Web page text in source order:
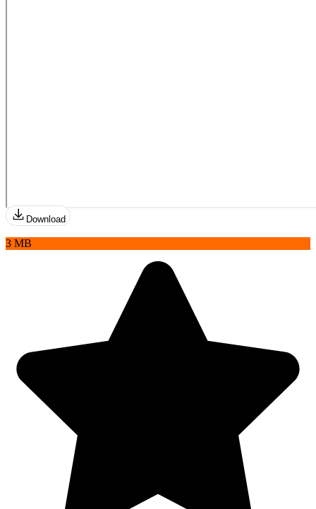
Download
3 MB